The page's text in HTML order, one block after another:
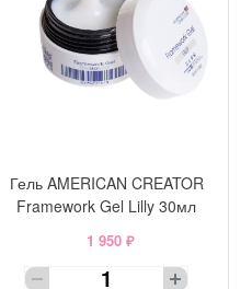
Гель AMERICAN CREATOR
Framework Gel Lilly 30мл
1 950 ₽